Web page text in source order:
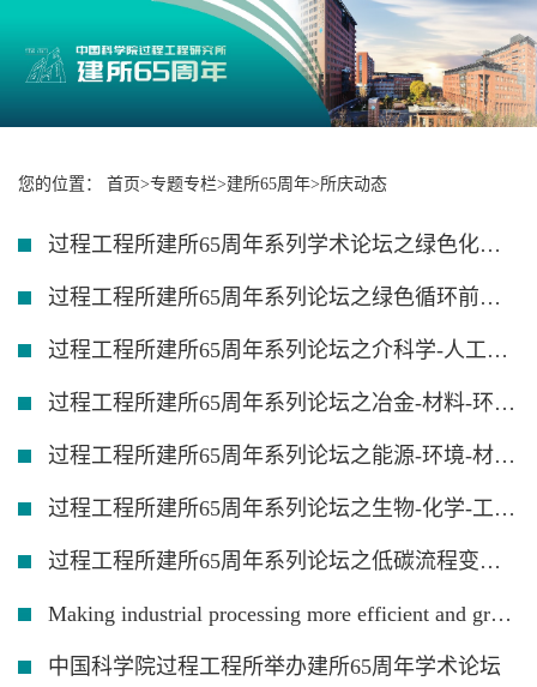
您的位置： 首页>专题专栏>建所65周年>所庆动态
过程工程所建所65周年系列学术论坛之绿色化学化工前沿论坛顺利举办
过程工程所建所65周年系列论坛之绿色循环前沿技术与应用学术论坛顺利举办
过程工程所建所65周年系列论坛之介科学-人工智能-工程科学前沿交叉论坛举行
过程工程所建所65周年系列论坛之冶金-材料-环境交叉前沿与应用学术论坛顺利举办
过程工程所建所65周年系列论坛之能源-环境-材料“小大之尖”介科学论坛顺利举行
过程工程所建所65周年系列论坛之生物-化学-工程前沿交叉论坛顺利举行
过程工程所建所65周年系列论坛之低碳流程变革论坛顺利举办
Making industrial processing more efficient and green
中国科学院过程工程所举办建所65周年学术论坛